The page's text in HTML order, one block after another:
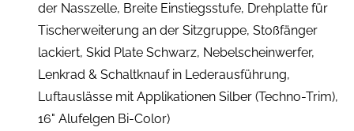
der Nasszelle, Breite Einstiegsstufe, Drehplatte für
Tischerweiterung an der Sitzgruppe, Stoßfänger
lackiert, Skid Plate Schwarz, Nebelscheinwerfer,
Lenkrad & Schaltknauf in Lederausführung,
Luftauslässe mit Applikationen Silber (Techno-Trim),
16" Alufelgen Bi-Color)